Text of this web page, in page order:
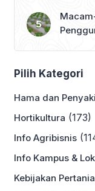
Pilih Kategori
Hama dan
Hortikultura (173)
Info Agribisnis
Info Kampus &
Kebijakan